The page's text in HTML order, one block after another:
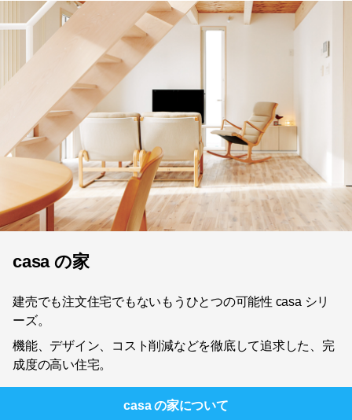
casa の家
建売でも注文住宅でもないもうひとつの可能性 casa シリ
ーズ。
機能、デザイン、コスト削減などを徹底して追求した、完
成度の高い住宅。
casa の家について